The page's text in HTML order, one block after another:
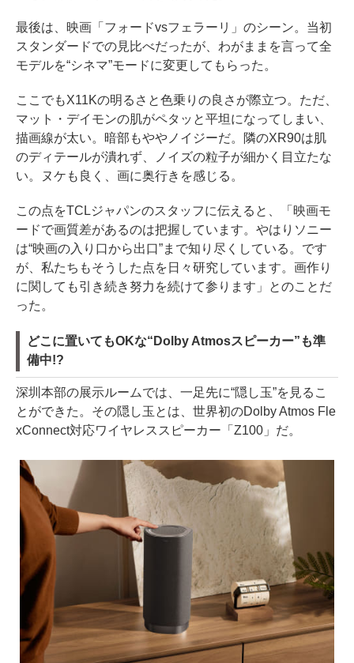
最後は、映画「フォードvsフェラーリ」のシーン。当初
スタンダードでの見比べだったが、わがままを言って全
モデルを“シネマ”モードに変更してもらった。
ここでもX11Kの明るさと色乗りの良さが際立つ。ただ、
マット・デイモンの肌がペタッと平坦になってしまい、
描画線が太い。暗部もややノイジーだ。隣のXR90は肌
のディテールが潰れず、ノイズの粒子が細かく目立たな
い。ヌケも良く、画に奥行きを感じる。
この点をTCLジャパンのスタッフに伝えると、「映画モ
ードで画質差があるのは把握しています。やはりソニー
は“映画の入り口から出口”まで知り尽くしている。です
が、私たちもそうした点を日々研究しています。画作り
に関しても引き続き努力を続けて参ります」とのことだ
った。
どこに置いてもOKな“Dolby Atmosスピーカー”も準
備中!?
深圳本部の展示ルームでは、一足先に“隠し玉”を見るこ
とができた。その隠し玉とは、世界初のDolby Atmos Fle
xConnect対応ワイヤレススピーカー「Z100」だ。